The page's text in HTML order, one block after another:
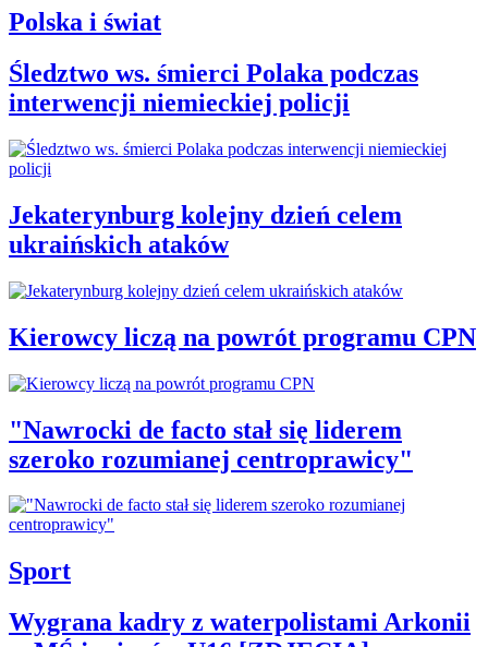
Polska i świat
Śledztwo ws. śmierci Polaka podczas
interwencji niemieckiej policji
Jekaterynburg kolejny dzień celem
ukraińskich ataków
Kierowcy liczą na powrót programu CPN
"Nawrocki de facto stał się liderem
szeroko rozumianej centroprawicy"
Sport
Wygrana kadry z waterpolistami Arkonii